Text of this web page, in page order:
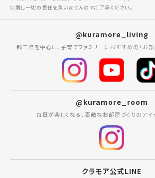
に関し一切の責任を負いませんのでご了承ください。
@kuramore_living
一都三県を中心に、子育てファミリーにおすすめの「お
@kuramore_room
毎日が楽しくなる、素敵なお部屋づくりのア
クラモア公式LINE